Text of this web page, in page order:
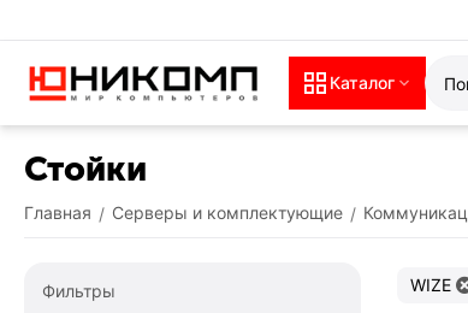
Каталог
Стойки
Главная / Серверы и комплектующие /
WIZE
Фильтры